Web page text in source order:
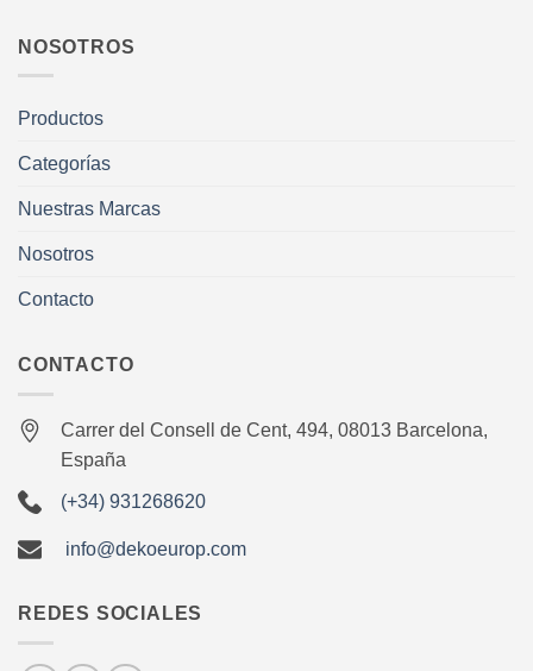
NOSOTROS
Productos
Categorías
Nuestras Marcas
Nosotros
Contacto
CONTACTO
Carrer del Consell de Cent, 494, 08013 Barcelona,
España
(+34) 931268620
info@dekoeurop.com
REDES SOCIALES